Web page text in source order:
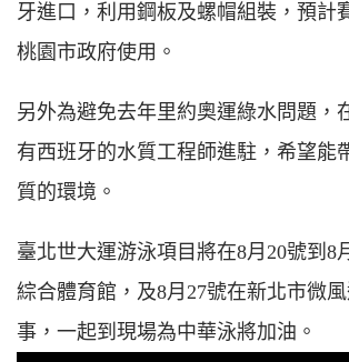
牙進口，利用鋼板及螺帽組裝，預計
桃園市政府使用。
另外為避免去年里約奧運綠水問題，
有西班牙的水質工程師進駐，希望能
質的環境。
臺北世大運游泳項目將在8月20號到8
綜合體育館，及8月27號在新北市微
事，一起到現場為中華泳將加油。